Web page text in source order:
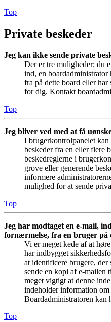
Top
Private beskeder
Jeg kan ikke sende private
Der er tre muligheder; du
ind, en boardadministrator
fra på dette board eller
for dig. Kontakt
Top
Jeg bliver ved med at få
I brugerkontrolpanelet
beskeder fra en eller flere
beskedreglerne i
grove eller generende
informere
mulighed for at sende
Top
Jeg har modtaget en e-mail,
fornærmelse, fra en bruger på
Vi er meget kede af at
har indbygget
at identificere brugere,
sende en kopi af e-mailen
meget vigtigt at denne
indeholder information om
Boardadministratoren kan
Top